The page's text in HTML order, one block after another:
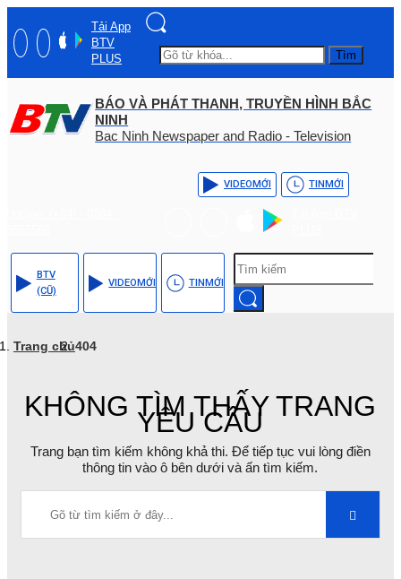
Tải App
BTV
PLUS
Tìm
BÁO VÀ PHÁT THANH, TRUYỀN HÌNH BẮC
NINH
Bac Ninh Newspaper and Radio - Television
VIDEOMỚI TINMỚI
BTV
(CŨ)
VIDEOMỚI TINMỚI
Trang chủ404
KHÔNG TÌM THẤY TRANG
YÊU CẦU
Trang bạn tìm kiếm không khả thi. Để tiếp tục vui lòng điền
thông tin vào ô bên dưới và ấn tìm kiếm.